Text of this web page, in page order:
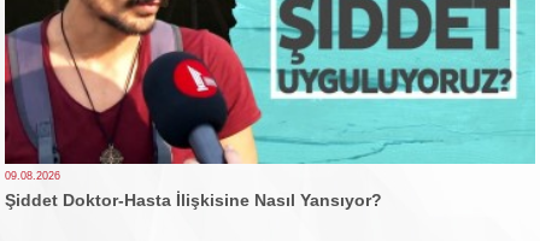
09.08.2026
Şiddet Doktor-Hasta İlişkisine Nasıl Yansıyor?